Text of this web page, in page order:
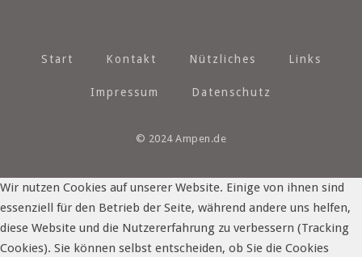
Start Kontakt Nützliches Links
Impressum Datenschutz
© 2024 Ampen.de
Wir nutzen Cookies auf unserer Website. Einige von ihnen sind
essenziell für den Betrieb der Seite, während andere uns helfen,
diese Website und die Nutzererfahrung zu verbessern (Tracking
Cookies). Sie können selbst entscheiden, ob Sie die Cookies